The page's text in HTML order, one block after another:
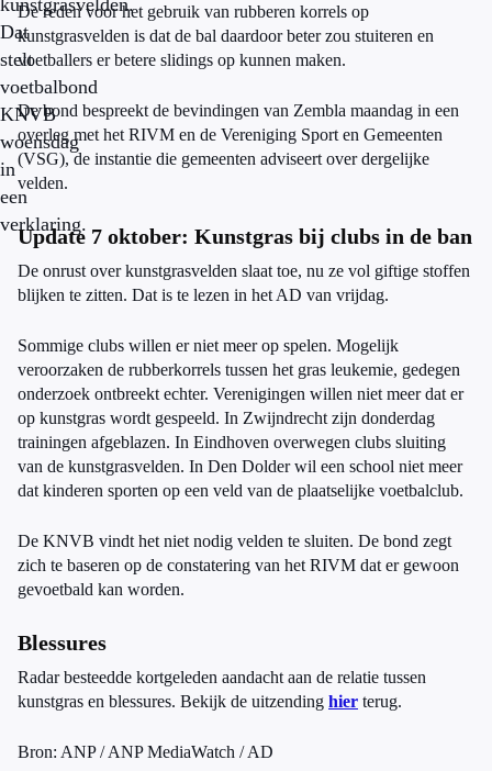
kunstgrasvelden.
Dat
stelt
voetbalbond
KNVB
woensdag
in
een
verklaring.
De reden voor het gebruik van rubberen korrels op
kunstgrasvelden is dat de bal daardoor beter zou stuiteren en
voetballers er betere slidings op kunnen maken.
De bond bespreekt de bevindingen van Zembla maandag in een
overleg met het RIVM en de Vereniging Sport en Gemeenten
(VSG), de instantie die gemeenten adviseert over dergelijke
velden.
Update 7 oktober: Kunstgras bij clubs in de ban
De onrust over kunstgrasvelden slaat toe, nu ze vol giftige stoffen
blijken te zitten. Dat is te lezen in het AD van vrijdag.
Sommige clubs willen er niet meer op spelen. Mogelijk
veroorzaken de rubberkorrels tussen het gras leukemie, gedegen
onderzoek ontbreekt echter. Verenigingen willen niet meer dat er
op kunstgras wordt gespeeld. In Zwijndrecht zijn donderdag
trainingen afgeblazen. In Eindhoven overwegen clubs sluiting
van de kunstgrasvelden. In Den Dolder wil een school niet meer
dat kinderen sporten op een veld van de plaatselijke voetbalclub.
De KNVB vindt het niet nodig velden te sluiten. De bond zegt
zich te baseren op de constatering van het RIVM dat er gewoon
gevoetbald kan worden.
Blessures
Radar besteedde kortgeleden aandacht aan de relatie tussen
kunstgras en blessures. Bekijk de uitzending hier terug.
Bron: ANP / ANP MediaWatch / AD